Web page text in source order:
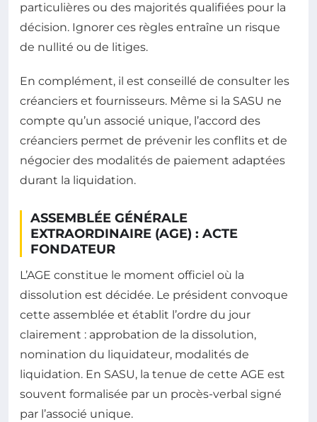
particulières ou des majorités qualifiées pour la
décision. Ignorer ces règles entraîne un risque
de nullité ou de litiges.
En complément, il est conseillé de consulter les
créanciers et fournisseurs. Même si la SASU ne
compte qu’un associé unique, l’accord des
créanciers permet de prévenir les conflits et de
négocier des modalités de paiement adaptées
durant la liquidation.
ASSEMBLÉE GÉNÉRALE
EXTRAORDINAIRE (AGE) : ACTE
FONDATEUR
L’AGE constitue le moment officiel où la
dissolution est décidée. Le président convoque
cette assemblée et établit l’ordre du jour
clairement : approbation de la dissolution,
nomination du liquidateur, modalités de
liquidation. En SASU, la tenue de cette AGE est
souvent formalisée par un procès-verbal signé
par l’associé unique.